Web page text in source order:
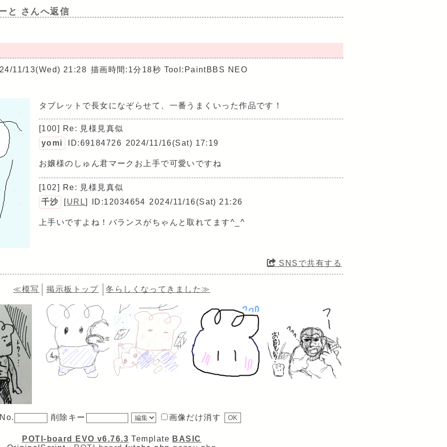
と さんへ返信
11/13(Wed) 21:28 描画時間:1分18秒 Tool:PaintBBS NEO
タブレットで長女になぞらせて、一番うまくいった作品です！
[100] Re: 見様見真似
yomi
ID:69184726 2024/11/16(Sat) 17:19
お嬢様のしゅん君マークお上手で可愛いですね
[102] Re: 見様見真似
千沙
[URL] ID:12034654 2024/11/16(Sat) 21:26
上手いですよね！バランスがちゃんと取れてます^_^
SNSで共有する
≪模写 掲示板トップ 冬らしくなってきました≫
削除キー 画像だけ消す
POTI-board EVO v6.76.3 Template BASIC